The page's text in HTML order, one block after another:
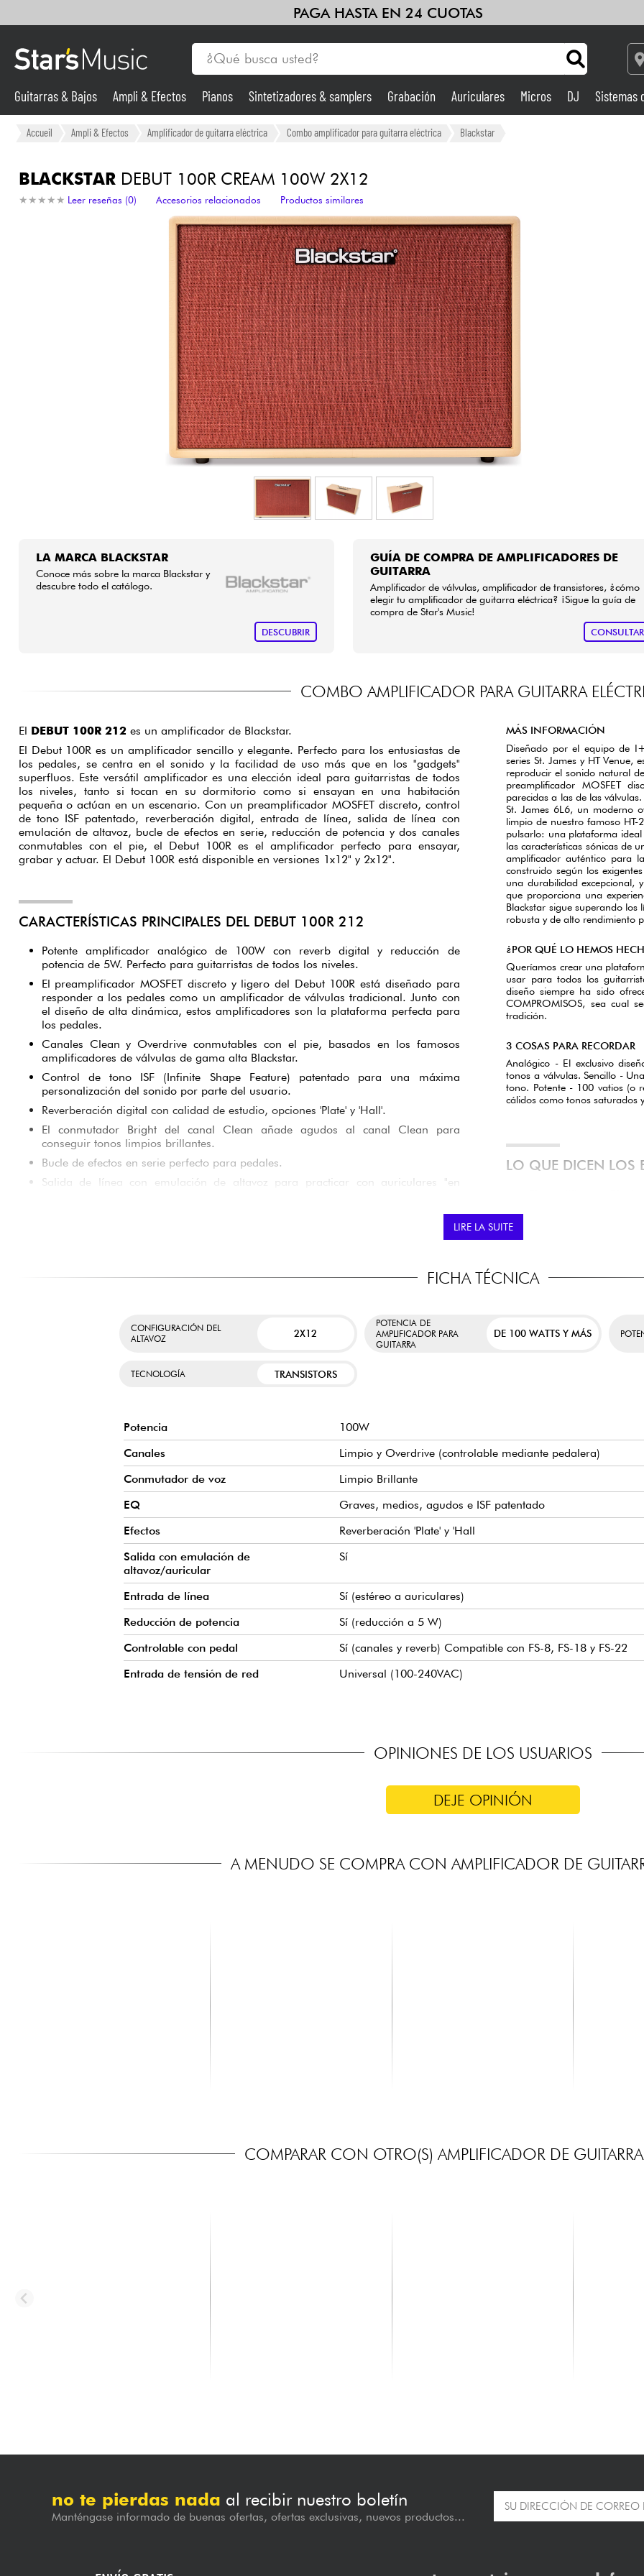
PAGA HASTA EN 24 CUOTAS
Guitarras & Bajos Ampli & Efectos
Sintetizadores & samplers
Batería y percusión
Niños
Bundle
Ver nuestras marcas
Guitarras & Bajos Ampli & Efectos Pianos Sintetizadores & samplers Grabación Auriculares Micros DJ Sistemas
Accueil Ampli & Efectos Amplificador de guitarra eléctrica Combo amplificador para guitarra eléctrica Blackstar
BLACKSTARDEBUT 100R CREAM 100W 2X12
★ ★ ★ ★ ★
★ ★ ★ ★ ★ Leer reseñas (0) Accesorios relacionados Productos similares
LA MARCA BLACKSTAR
Conoce más sobre la marca Blackstar y
descubre todo el catálogo.
DESCUBRIR
GUÍA DE COMPRA DE AMPLIFICADORES DE
GUITARRA
Amplificador de válvulas, amplificador de transistores, ¿cómo
elegir tu amplificador de guitarra eléctrica? ¡Sigue la guía de
compra de Star's Music!
CONSULTAR
COMBO AMPLIFICADOR PARA GUITARRA
El DEBUT 100R 212es un amplificador de Blackstar.
El Debut 100R es un amplificador sencillo y elegante. Perfecto para los entusiastas de
los pedales, se centra en el sonido y la facilidad de uso más que en los "gadgets"
superfluos. Este versátil amplificador es una elección ideal para guitarristas de todos
los niveles, tanto si tocan en su dormitorio como si ensayan en una habitación
pequeña o actúan en un escenario. Con un preamplificador MOSFET discreto, control
de tono ISF patentado, reverberación digital, entrada de línea, salida de línea con
emulación de altavoz, bucle de efectos en serie, reducción de potencia y dos canales
conmutables con el pie, el Debut 100R es el amplificador perfecto para ensayar,
grabar y actuar. El Debut 100R está disponible en versiones 1x12" y 2x12".
CARACTERÍSTICAS PRINCIPALES DEL DEBUT 100R 212
Potente amplificador analógico de 100W con reverb digital y reducción de
potencia de 5W. Perfecto para guitarristas de todos los niveles.
El preamplificador MOSFET discreto y ligero del Debut 100R está diseñado para
responder a los pedales como un amplificador de válvulas tradicional. Junto con
el diseño de alta dinámica, estos amplificadores son la plataforma perfecta para
los pedales.
Canales Clean y Overdrive conmutables con el pie, basados en los famosos
amplificadores de válvulas de gama alta Blackstar.
Control de tono ISF (Infinite Shape Feature) patentado para una máxima
personalización del sonido por parte del usuario.
Reverberación digital con calidad de estudio, opciones 'Plate' y 'Hall'.
El conmutador Bright del canal Clean añade agudos al canal Clean para
conseguir tonos limpios brillantes.
Bucle de efectos en serie perfecto para pedales.
Salida de línea con emulación de altavoz para practicar con auriculares "en
La reproducción de alta calidad de las fuentes conectadas a la entrada de línea
significa que puede utilizar su Debut 100R para escuchar música, pistas de
primera calidad.
CARACTERÍSTICAS PRINCIPALES DEL DEBUT 100R 212
MÁS INFORMACIÓN
Diseñado por el equipo de
series St. James y HT Venue,
reproducir el sonido natural
preamplificador MOSFET
parecidas a las de las
St. James 6L6, un moderno
limpio de nuestro famoso
pulsarlo: una plataforma ideal
las características sónicas de
amplificador auténtico para
construido según los
una durabilidad excepcional,
que proporciona una
Blackstar sigue superando los
robusta y de alto rendimiento
¿POR QUÉ LO HEMOS
Queríamos crear una
usar para todos los
diseño siempre ha sido
COMPROMISOS, sea cual
tradición.
3 COSAS PARA RECORDAR
Analógico - El exclusivo
tonos a válvulas. Sencillo -
tono. Potente - 100 vatios (o
cálidos como tonos saturados
LO QUE DICEN LOS
En términos de
añade una
LIRE LA SUITE
FICHA TÉCNICA
CONFIGURACIÓN DEL
ALTAVOZ
2X12
POTENCIA DE
AMPLIFICADOR PARA
GUITARRA
DE 100 WATTS Y MÁS
TECNOLOGÍA TRANSISTORS
Potencia
100W
Canales
Limpio y Overdrive (controlable mediante pedalera)
Conmutador de voz
Limpio Brillante
EQ
Graves, medios, agudos e ISF patentado
Efectos
Reverberación 'Plate' y 'Hall
Salida con emulación de
altavoz/auricular
Sí
Entrada de línea
Sí (estéreo a auriculares)
Reducción de potencia
Sí (reducción a 5 W)
Controlable con pedal
Sí (canales y reverb) Compatible con FS-8, FS-18 y FS-22
Entrada de tensión de red
Universal (100-240VAC)
OPINIONES DE LOS USUARIOS
DEJE OPINIÓN
A MENUDO SE COMPRA CON AMPLIFICADOR DE
COMPARAR CON OTRO(S) AMPLIFICADOR DE GUITARRA
no te pierdas nada al recibir nuestro boletín
Manténgase informado de buenas ofertas, ofertas exclusivas, nuevos productos...